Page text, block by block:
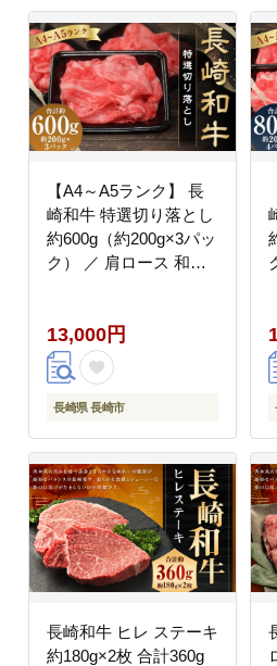
【A4～A5ランク】 長
崎和牛 特選切り落とし
約600g（約200g×3パッ
ク） ／ 肩ロース 和牛
ック 冷凍 長崎県 長崎
市 meat shop FUKU
13,000円
長崎県 長崎市
長崎和牛 ヒレ ステーキ
約180g×2枚 合計360g